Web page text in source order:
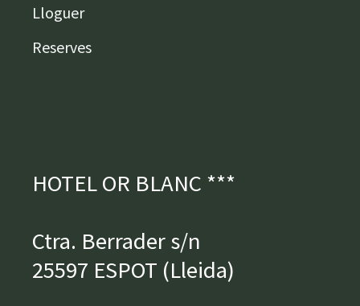
Lloguer
Reserves
HOTEL OR BLANC ***
Ctra. Berrader s/n
25597 ESPOT (Lleida)